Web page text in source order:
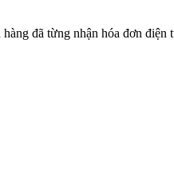
đã từng nhận hóa đơn